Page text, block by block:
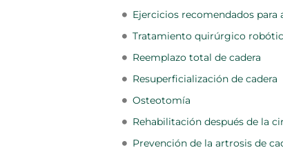
Ejercicios recomendados para
Tratamiento quirúrgico
Reemplazo total de cadera
Resuperficialización de cadera
Osteotomía
Rehabilitación después de la
Prevención de la artrosis de